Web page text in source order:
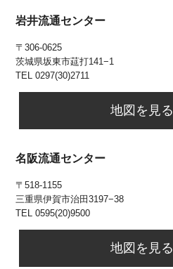
岩井流通センター
〒306-0625
茨城県坂東市莚打141−1
TEL 0297(30)2711
地図を見る
名阪流通センター
〒518-1155
三重県伊賀市治田3197−38
TEL 0595(20)9500
地図を見る